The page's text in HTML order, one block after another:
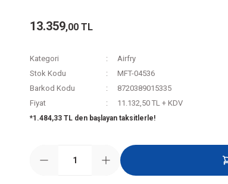
13.359,00 TL
Kategori
Airfry
Stok Kodu
MFT-04536
Barkod Kodu
8720389015335
Fiyat
11.132,50 TL + KDV
*1.484,33 TL den başlayan taksitlerle!